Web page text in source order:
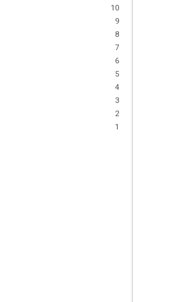
10
9
8
7
6
5
4
3
2
1